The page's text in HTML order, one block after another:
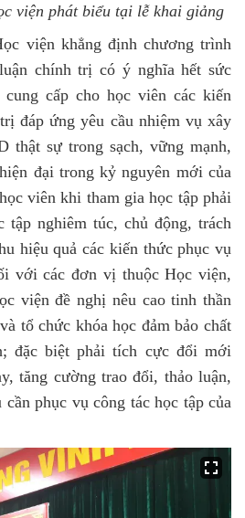
viện phát biểu tại lễ khai giảng
viện khẳng định chương trình
chính trị có ý nghĩa hết sức
cấp cho học viên các kiến
đáp ứng yêu cầu nhiệm vụ xây
thật sự trong sạch, vững mạnh,
đại trong kỷ nguyên mới của
viên khi tham gia học tập phải
tập nghiêm túc, chủ động, trách
hiệu quả các kiến thức phục vụ
với các đơn vị thuộc Học viện,
viện đề nghị nêu cao tinh thần
tổ chức khóa học đảm bảo chất
đặc biệt phải tích cực đổi mới
tăng cường trao đổi, thảo luận,
cần phục vụ công tác học tập của